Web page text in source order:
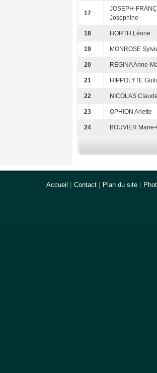
17
JOSEPH-
Joséphine
18 HORTH Léone
19 MONROSE
20 REGINA Anne-
21 HIPPOLYTE
22 NICOLAS
23 OPHION Arlette
24 BOUVIER
Accueil Contact Plan du site